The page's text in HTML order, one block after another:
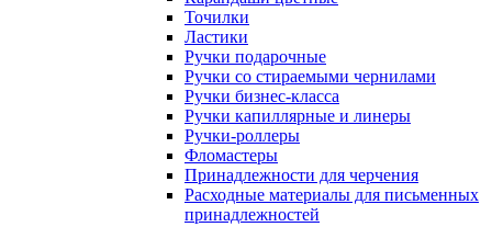
Точилки
Ластики
Ручки подарочные
Ручки со стираемыми чернилами
Ручки бизнес-класса
Ручки капиллярные и линеры
Ручки-роллеры
Фломастеры
Принадлежности для черчения
Расходные материалы для письменных
принадлежностей